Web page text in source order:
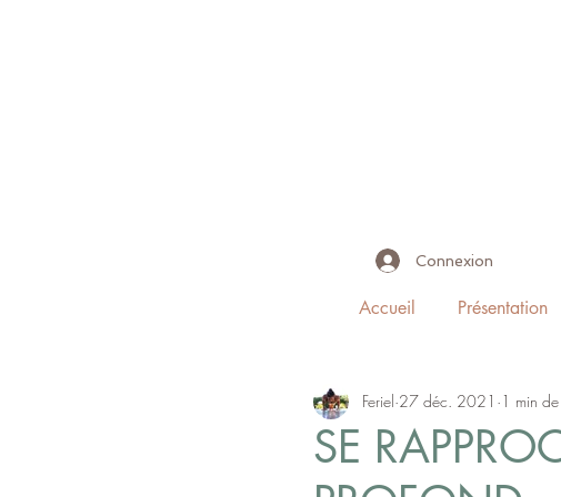
Connexion
Accueil Présentation
SE
Feriel 27 déc. 2021 1 min